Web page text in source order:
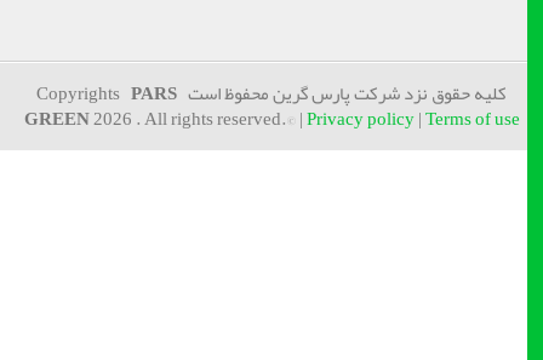
کلیه حقوق نزد شرکت پارس گرین محفوظ است CopyrightsPARS
GREEN2026 . All rights reserved.© |Privacy policy|Terms of use